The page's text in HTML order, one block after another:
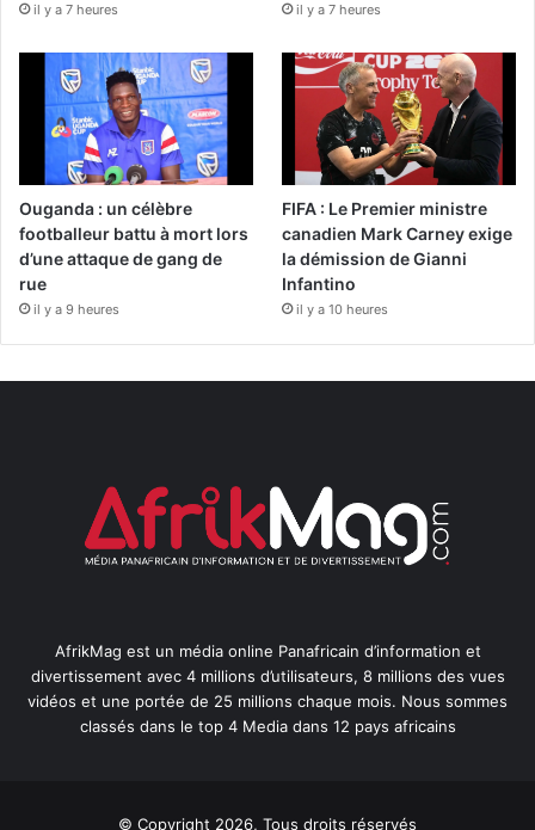
il y a 7 heures il y a 7 heures
Ouganda : un célèbre
footballeur battu à mort lors
d’une attaque de gang de
rue
il y a 9 heures
FIFA : Le Premier ministre
canadien Mark Carney exige
la démission de Gianni
Infantino
il y a 10 heures
AfrikMag est un média online Panafricain d’information et
divertissement avec 4 millions d’utilisateurs, 8 millions des vues
vidéos et une portée de 25 millions chaque mois. Nous sommes
classés dans le top 4 Media dans 12 pays africains
© Copyright 2026, Tous droits réservés